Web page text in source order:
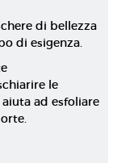
di bellezza
di esigenza.
le
ad esfoliare